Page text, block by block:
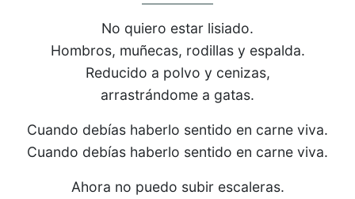
No quiero estar lisiado.
Hombros, muñecas, rodillas y espalda.
Reducido a polvo y cenizas,
arrastrándome a gatas.
Cuando debías haberlo sentido en carne viva.
Cuando debías haberlo sentido en carne viva.
Ahora no puedo subir escaleras.